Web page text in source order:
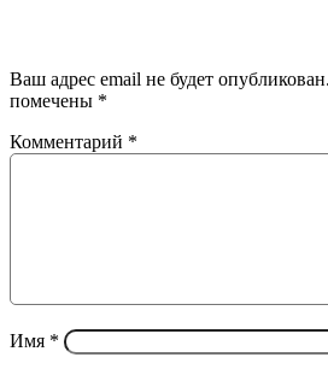
Ваш адрес email не будет опубликован.
помечены *
Комментарий *
Имя *